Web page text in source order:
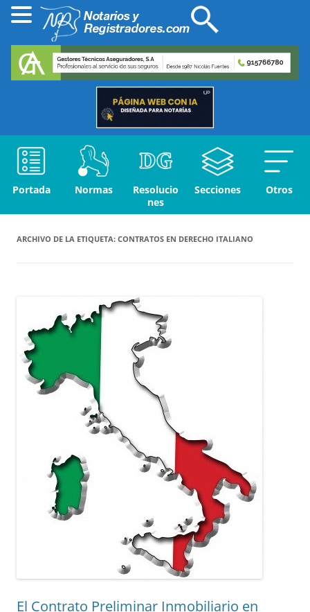
Portada Normas
Resolucio
nes
Secciones Otros
ARCHIVO DE LA ETIQUETA: CONTRATOS EN DERECHO ITALIANO
El Contrato Preliminar Inmobiliario en